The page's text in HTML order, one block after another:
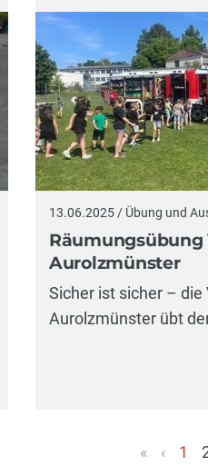
13.06.2025 / Übung und
Räumungsübung
Aurolzmünster
Sicher ist sicher – die
Aurolzmünster übt
« ‹
1